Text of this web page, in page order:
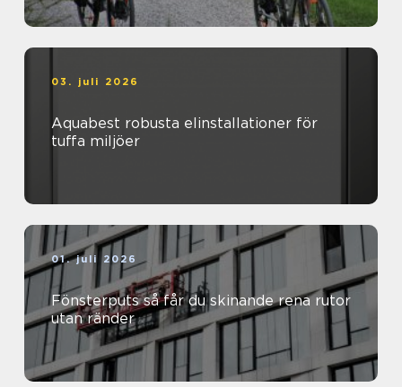
03. juli 2026
Aquabest robusta elinstallationer för
tuffa miljöer
01. juli 2026
Fönsterputs så får du skinande rena rutor
utan ränder